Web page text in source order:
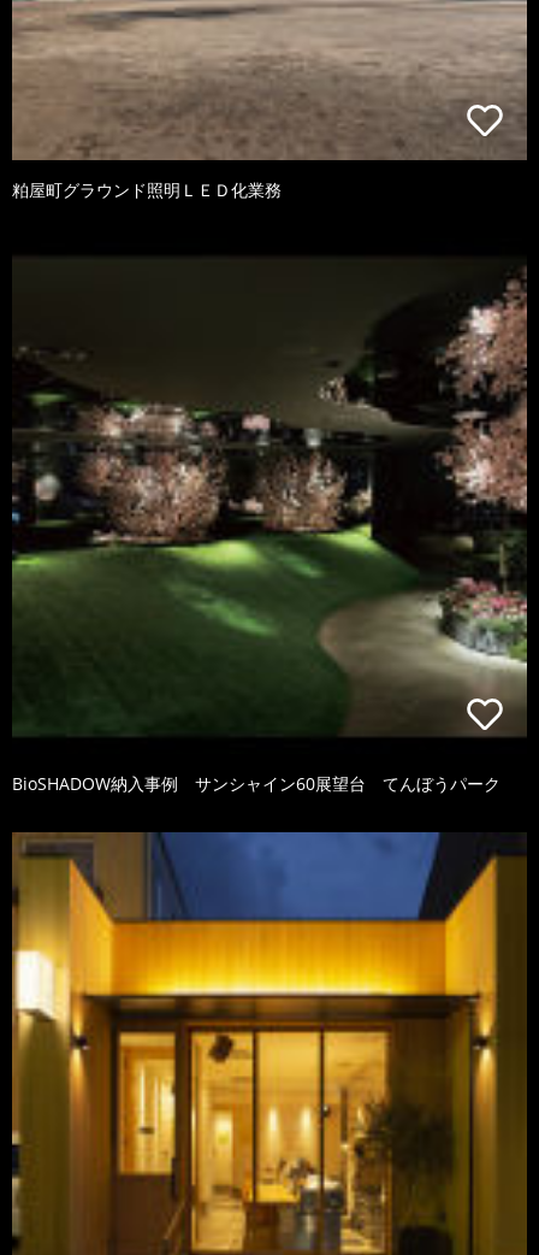
粕屋町グラウンド照明ＬＥＤ化業務
BioSHADOW納入事例 サンシャイン60展望台 てんぼうパーク